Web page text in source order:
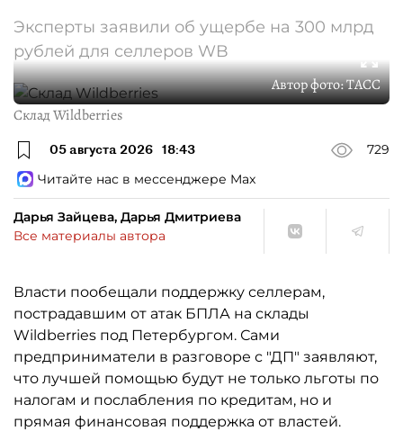
Эксперты заявили об ущербе на 300 млрд
рублей для селлеров WB
Автор фото:ТАСС
Склад Wildberries
05 августа 2026 18:43
729
Читайте нас в мессенджере Max
Дарья Зайцева, Дарья Дмитриева
Все материалы автора
Власти пообещали поддержку селлерам,
пострадавшим от атак БПЛА на склады
Wildberries под Петербургом. Сами
предприниматели в разговоре с "ДП" заявляют,
что лучшей помощью будут не только льготы по
налогам и послабления по кредитам, но и
прямая финансовая поддержка от властей.